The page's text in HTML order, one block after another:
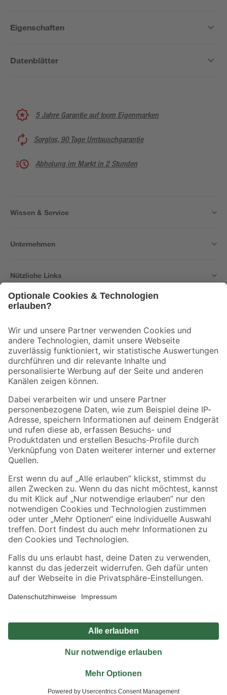
Eigenschaften
Datenblätter
5 Jahre Garantie auf toom Eigenmarken
Sorglos, 90 Tage Umtauschgarantie
Abholung im Markt in 2 Stunden
Wissen & Service
Unternehmen
Nützliche Links
Der toom Newsletter: Keine Angebote und Aktionen mehr verpassen!
Zur Newsletter Anmeldung
Folge uns
Zahlungsarten Versandarten
Sicher einkaufen
Jetzt die toom-App herunterladen
Alle Preisangaben in EUR inkl. gesetzl. MwSt.. Die dargestellten Angebote sind unter
Umständen nicht in allen Märkten verfügbar. Die angegebenen Verfügbarkeiten beziehen
Produkte nur solange der Vorrat reicht.
*Paketversand ab 59 € versandkostenfrei, gilt nicht für Artikel mit Speditionsversand, hier
Privatsphäre Impressum
Nutzungsbedingungen
Widerrufsrecht
Vertrag widerrufen
© 2026 toom Baumarkt GmbH